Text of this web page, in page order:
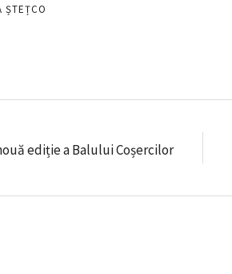
ȘTEȚCO
ediție a Balului Coșercilor